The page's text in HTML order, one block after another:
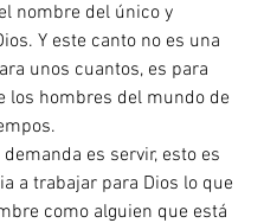
nombre del único y
Y este canto no es una
unos cuantos, es para
los hombres del mundo de
es servir, esto es
a trabajar para Dios lo que
como alguien que está